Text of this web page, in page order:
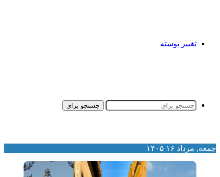
تغییر پوسته
جستجو برای
مرداد ۱۶ ۱۴۰۵